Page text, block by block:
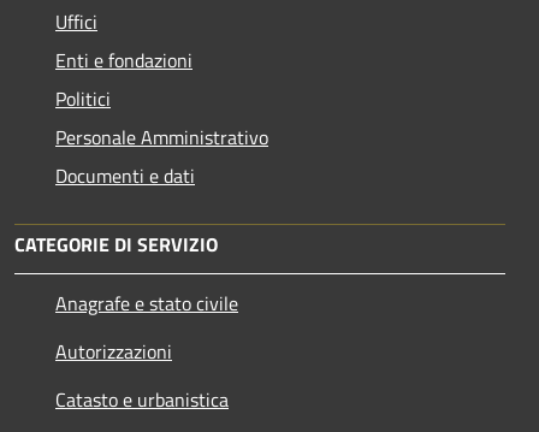
Uffici
Enti e fondazioni
Politici
Personale Amministrativo
Documenti e dati
CATEGORIE DI SERVIZIO
Anagrafe e stato civile
Autorizzazioni
Catasto e urbanistica